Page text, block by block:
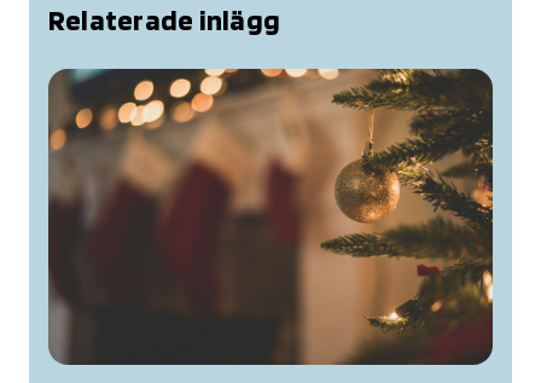
Relaterade inlägg